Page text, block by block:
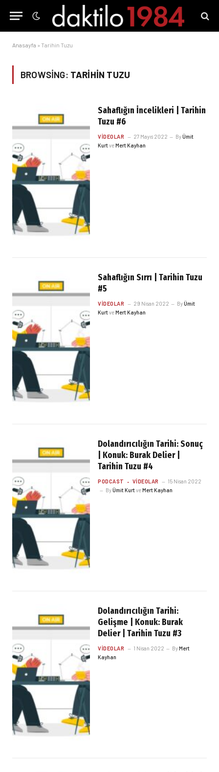
Anasayfa » Tarihin Tuzu
BROWSING: TARIHIN TUZU
Sahaflığın İncelikleri | Tarihin
Tuzu #6
VIDEOLAR 27 Mayıs 2022 ByÜmit
KurtveMert Kayhan
Sahaflığın Sırrı | Tarihin Tuzu
#5
VIDEOLAR 29 Nisan 2022 ByÜmit
KurtveMert Kayhan
Dolandırıcılığın Tarihi: Sonuç
| Konuk: Burak Delier |
Tarihin Tuzu #4
PODCAST VIDEOLAR
15 Nisan 2022
ByÜmit KurtveMert Kayhan
Dolandırıcılığın Tarihi:
Gelişme | Konuk: Burak
Delier | Tarihin Tuzu #3
VIDEOLAR 1 Nisan 2022 ByMert
Kayhan